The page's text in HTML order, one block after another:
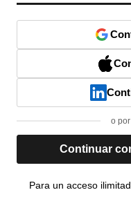
o
Continuar
Para un acceso